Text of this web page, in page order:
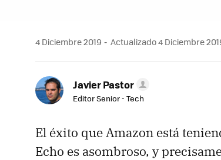
4 Diciembre 2019 Actualizado 4 Diciembre
Javier Pastor
Editor Senior - Tech
El éxito que Amazon está
Echo es asombroso, y